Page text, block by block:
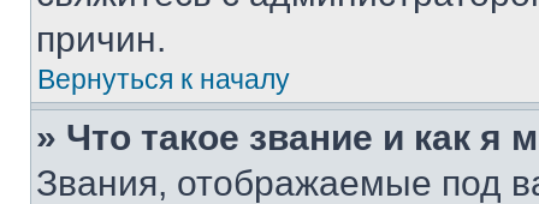
причин.
Вернуться к началу
» Что такое звание и как я
Звания, отображаемые под